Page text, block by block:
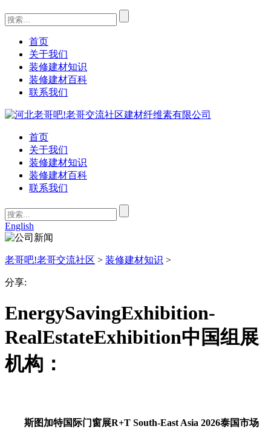
首页
关于我们
装修建材知识
装修建材百科
联系我们
首页
关于我们
装修建材知识
装修建材百科
联系我们
English
老哥吧!老哥交流社区 > 装修建材知识 >
分享:
EnergySavingExhibition-
RealEstateExhibition中国组展
机构：
斯图加特国际门窗展R+T South-East Asia 2026泰国市场